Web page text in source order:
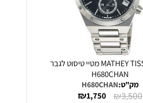
שעון MATHEY TISSOT מטיי טיסוט לגבר
H680CHAN
מק"ט:H680CHAN
₪3,500
₪1,750